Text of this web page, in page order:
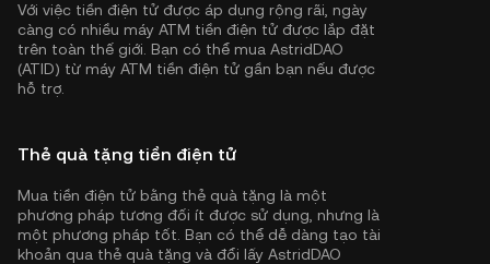
Với việc tiền điện tử được áp dụng rộng rãi, ngày
càng có nhiều máy ATM tiền điện tử được lắp đặt
trên toàn thế giới. Bạn có thể mua AstridDAO
(ATID) từ máy ATM tiền điện tử gần bạn nếu được
hỗ trợ.
Thẻ quà tặng tiền điện tử
Mua tiền điện tử bằng thẻ quà tặng là một
phương pháp tương đối ít được sử dụng, nhưng là
một phương pháp tốt. Bạn có thể dễ dàng tạo tài
khoản qua thẻ quà tặng và đổi lấy AstridDAO